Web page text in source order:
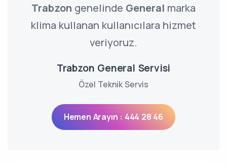
Trabzon genelinde General marka
klima kullanan kullanıcılara hizmet
veriyoruz.
Trabzon General Servisi
Özel Teknik Servis
Hemen Arayın : 444 28 46